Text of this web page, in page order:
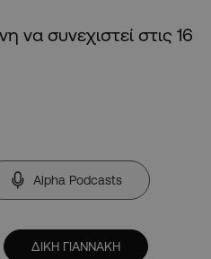
να συνεχιστεί στις 16
Alpha Podcasts
ΔΙΚΗ ΓΙΑΝΝΑΚΗ